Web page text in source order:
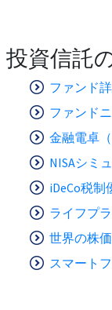
投資信託
ファンド
ファンド
金融電卓
NISAシミ
iDeCo税
ライフプ
世界の株
スマート